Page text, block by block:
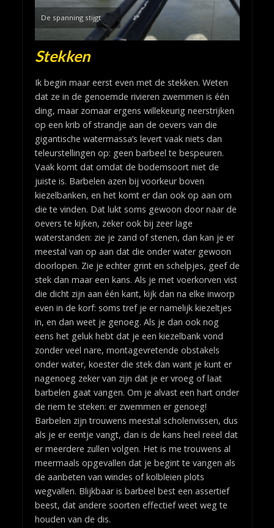
De spanning stijgt
Stekken
Ik begin maar eerst even met de stekken. Weten
dat ze in de genoemde rivieren zwemmen is één
ding, maar zomaar ergens willekeurig neerstrijken
op een krib of strandje aan de oevers van die
gigantische watermassa’s levert vaak niets dan
teleurstellingen op: geen barbeel te bespeuren.
Vaak komt dat omdat de bodemsoort niet de
juiste is. Barbelen azen bij voorkeur boven
kiezelbanken, en het komt er dan ook op aan om
die te vinden. Dat lukt soms gewoon door naar de
oevers te kijken, zeker ook bij zeer lage
waterstanden: zie je zand of stenen, dan kan je er
meestal van op aan dat die onder water gewoon
doorlopen. Zie je echter grint en schelpjes, geef de
stek dan maar een kans. Als je met voerkorven vist
die dicht zijn aan één kant, kijk dan na elke inworp
even in de korf: soms tref je er namelijk kiezeltjes
in, en dan weet je genoeg. Als je dan ook nog
eens het geluk hebt dat je een kiezelbank vond
zonder veel nare, montagevretende obstakels
onder water, koester die stek dan want je kunt er
nagenoeg zeker van zijn dat je er vroeg of laat
barbelen gaat vangen. Om je alvast een hart onder
de riem te steken: er zwemmen er genoeg!
Barbelen zijn trouwens meestal scholenvissen, dus
als je er eentje vangt, dan is de kans heel reëel dat
er meerdere zullen volgen. Het is me trouwens al
meermaals opgevallen dat je begint te vangen als
de aanbeten van windes of kolbleien plots
wegvallen. Blijkbaar is barbeel best een assertief
beest, dat andere soorten effectief weet weg te
houden van de dis.